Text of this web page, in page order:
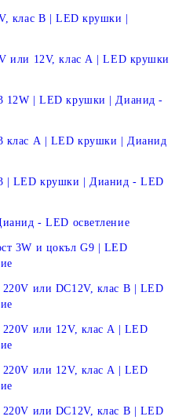
клас B | LED крушки |
или 12V, клас А | LED крушки
12W | LED крушки | Дианид -
клас А | LED крушки | Дианид
| LED крушки | Дианид - LED
- LED осветление
3W и цокъл G9 | LED
или DC12V, клас B | LED
или 12V, клас A | LED
или 12V, клас A | LED
или DC12V, клас B | LED